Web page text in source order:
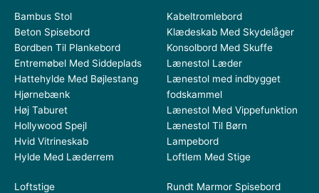
Bambus Stol
Beton Spisebord
Bordben Til Plankebord
Entremøbel Med Siddeplads
Hattehylde Med Bøjlestang
Hjørnebænk
Høj Taburet
Hollywood Spejl
Hvid Vitrineskab
Hylde Med Læderrem
Kabeltromlebord
Klædeskab Med Skydelåger
Konsolbord Med Skuffe
Lænestol Læder
Lænestol med indbygget
fodskammel
Lænestol Med Vippefunktion
Lænestol Til Børn
Lampebord
Loftlem Med Stige
Loftstige
Rundt Marmor Spisebord